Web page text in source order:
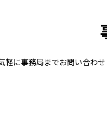
軽に事務局までお問い合わ